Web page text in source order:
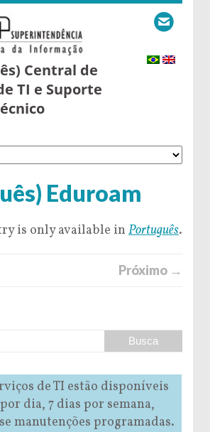
Central de
TI e Suporte
Eduroam
is only available in Português.
Próximo →
de TI estão disponíveis
dia, 7 dias por semana,
manutenções programadas.